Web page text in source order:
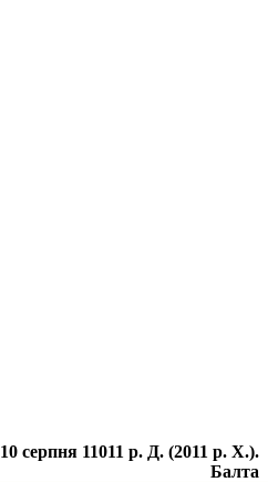
10 серпня 11011 р. Д. (2011 р. Х.).
Балта